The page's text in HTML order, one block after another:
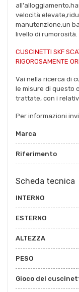
velocità
manutenzione,un
livello di rumorosità.
CUSCINETTI SKF
RIGOROSAMENTE
Vai nella ricerca di
le misure di questo
trattate, con i
Per informazioni
Marca
Riferimento
Scheda tecnica
INTERNO
ESTERNO
ALTEZZA
PESO
Gioco del